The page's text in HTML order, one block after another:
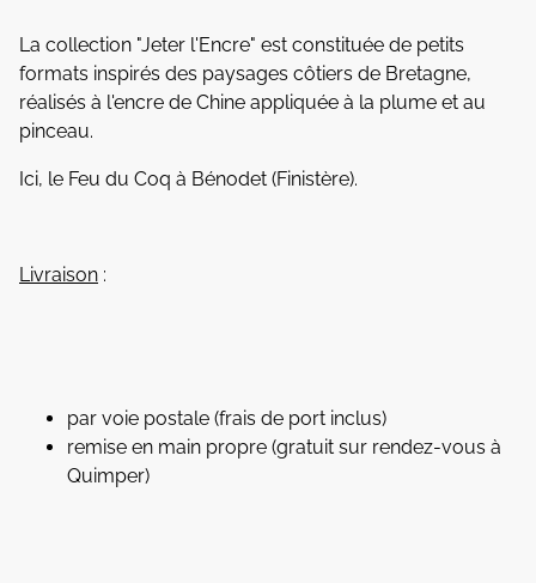
La collection "Jeter l'Encre" est constituée de petits
formats inspirés des paysages côtiers de Bretagne,
réalisés à l'encre de Chine appliquée à la plume et au
pinceau.
Ici, le Feu du Coq à Bénodet (Finistère).
Livraison :
par voie postale (frais de port inclus)
remise en main propre (gratuit sur rendez-vous à
Quimper)